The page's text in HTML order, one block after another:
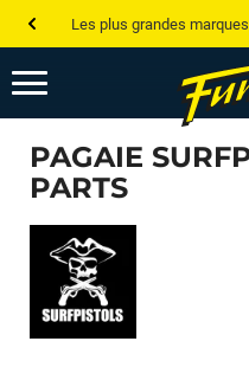
Les plus grandes
Jusqu’à -75% de remise
💰 Meilleur prix garanti —
Besoin de conseils de pro
PAGAIE
PARTS